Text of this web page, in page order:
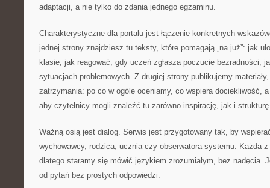
adaptacji, a nie tylko do zdania jednego egzaminu.
Charakterystyczne dla portalu jest łączenie konkretnych
jednej strony znajdziesz tu teksty, które pomagają „na już”: jak
klasie, jak reagować, gdy uczeń zgłasza poczucie bezradności,
sytuacjach problemowych. Z drugiej strony publikujemy
zatrzymania: po co w ogóle oceniamy, co wspiera dociekliwość,
aby czytelnicy mogli znaleźć tu zarówno inspirację, jak i
Ważną osią jest dialog. Serwis jest przygotowany tak, by
wychowawcy, rodzica, ucznia czy obserwatora systemu. Każda
dlatego staramy się mówić językiem zrozumiałym, bez nadęcia.
od pytań bez prostych odpowiedzi.